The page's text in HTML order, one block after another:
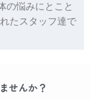
の悩みにとこと
たスタッフ達で
せんか？